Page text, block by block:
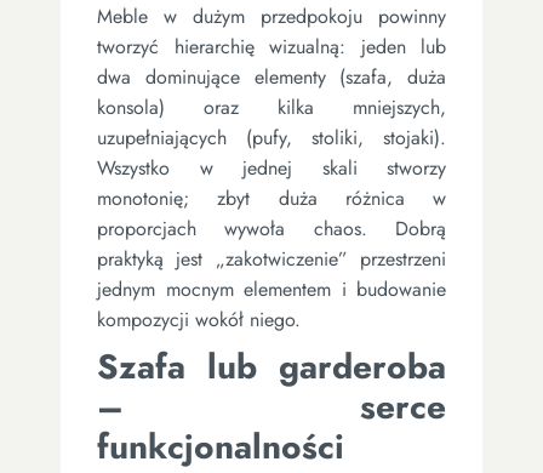
Meble w dużym przedpokoju powinny
tworzyć hierarchię wizualną: jeden lub
dwa dominujące elementy (szafa, duża
konsola) oraz kilka mniejszych,
uzupełniających (pufy, stoliki, stojaki).
Wszystko w jednej skali stworzy
monotonię; zbyt duża różnica w
proporcjach wywoła chaos. Dobrą
praktyką jest „zakotwiczenie” przestrzeni
jednym mocnym elementem i budowanie
kompozycji wokół niego.
Szafa lub garderoba
– serce
funkcjonalności